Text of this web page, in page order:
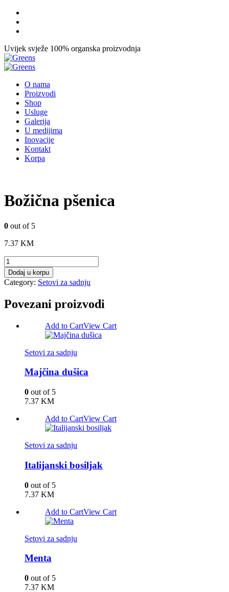
Uvijek svježe 100% organska proizvodnja
O nama
Proizvodi
Shop
Usluge
Galerija
U medijima
Inovacije
Kontakt
Korpa
Božična pšenica
0 out of 5
7.37 KM
Božična
pšenica
količina
Dodaj u korpu
Category: Setovi za sadnju
Povezani proizvodi
Add to CartView Cart
Setovi za sadnju
Majčina dušica
0 out of 5
7.37 KM
Add to CartView Cart
Setovi za sadnju
Italijanski bosiljak
0 out of 5
7.37 KM
Add to CartView Cart
Setovi za sadnju
Menta
0 out of 5
7.37 KM